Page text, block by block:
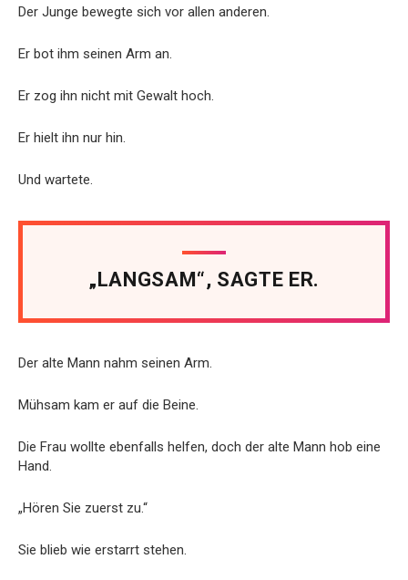
Der Junge bewegte sich vor allen anderen.
Er bot ihm seinen Arm an.
Er zog ihn nicht mit Gewalt hoch.
Er hielt ihn nur hin.
Und wartete.
„LANGSAM“, SAGTE ER.
Der alte Mann nahm seinen Arm.
Mühsam kam er auf die Beine.
Die Frau wollte ebenfalls helfen, doch der alte Mann hob eine
Hand.
„Hören Sie zuerst zu.“
Sie blieb wie erstarrt stehen.